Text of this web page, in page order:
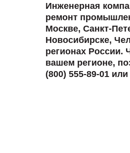
Инженерная
ремонт
Москве, Санкт-
Новосибирске,
регионах России.
вашем регионе,
(800) 555-89-01